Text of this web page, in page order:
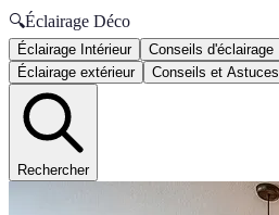
🔍Éclairage Déco
Éclairage Intérieur Conseils d'éclairage
Éclairage extérieur
Conseils et Astuces
Rechercher